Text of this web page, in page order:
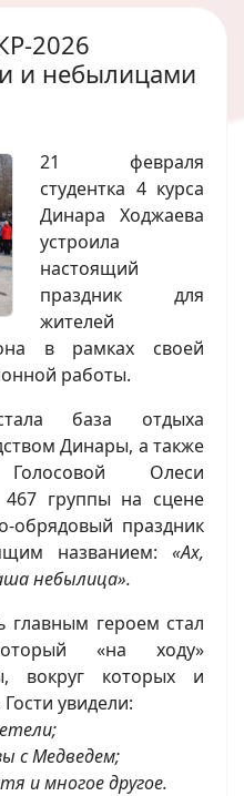
2026
и небылицами
21 февраля
студентка 4 курса
Динара Ходжаева
устроила
настоящий
праздник для
жителей
в рамках своей
работы.
база отдыха
Динары, а также
Олеси
группы на сцене
обрядовый праздник
названием: «Ах,
небылица».
главным героем стал
«на ходу»
вокруг которых и
увидели:
с Медведем;
и многое другое.